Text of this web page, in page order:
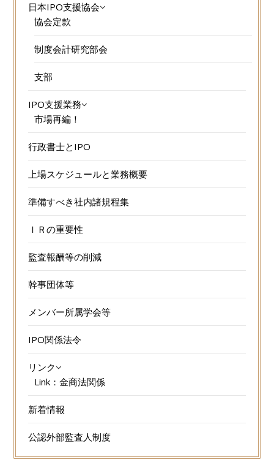
日本IPO支援協会
協会定款
制度会計研究部会
支部
IPO支援業務
市場再編！
行政書士とIPO
上場スケジュールと業務概要
準備すべき社内諸規程集
ＩＲの重要性
監査報酬等の削減
幹事団体等
メンバー所属学会等
IPO関係法令
リンク
Link：金商法関係
新着情報
公認外部監査人制度